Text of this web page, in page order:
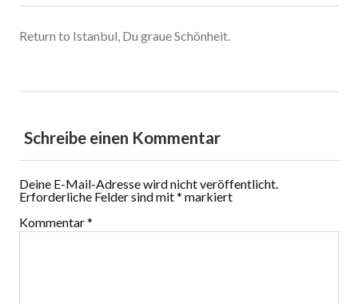
Return to Istanbul, Du graue Schönheit.
Schreibe einen Kommentar
Deine E-Mail-Adresse wird nicht veröffentlicht.
Erforderliche Felder sind mit* markiert
Kommentar*